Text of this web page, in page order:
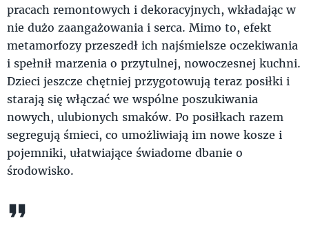
pracach remontowych i dekoracyjnych, wkładając w
nie dużo zaangażowania i serca. Mimo to, efekt
metamorfozy przeszedł ich najśmielsze oczekiwania
i spełnił marzenia o przytulnej, nowoczesnej kuchni.
Dzieci jeszcze chętniej przygotowują teraz posiłki i
starają się włączać we wspólne poszukiwania
nowych, ulubionych smaków. Po posiłkach razem
segregują śmieci, co umożliwiają im nowe kosze i
pojemniki, ułatwiające świadome dbanie o
środowisko.